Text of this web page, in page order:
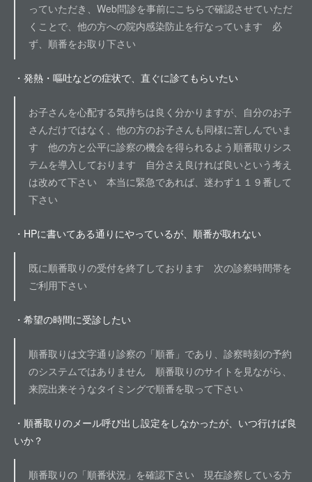
っていただき、Web問診を事前にこちらで確認させていただ
くことで、他の方への院内感染防止を行なっています 必
ず、順番をお取り下さい
・発熱・嘔吐などの症状で、直ぐに診てもらいたい
お子さんを心配する気持ちは良く分かりますが、自分のお子
さんだけではなく、他の方のお子さんも同様に苦しんでいま
す 他の方と公平に診察の機会を得られるよう順番取りシス
テムを導入しております 自分さえ良ければ良いという考え
は改めて下さい 本当に緊急であれば、迷わず１１９番して
下さい
・HPに書いてある通りにやっているが、順番が取れない
既に順番取りの受付を終了しております 次の診察時間帯を
ご利用下さい
・希望の時間に受診したい
順番取りは文字通り診察の「順番」であり、診察時刻の予約
のシステムではありません 順番取りのサイトを見ながら、
来院出来そうなタイミングで順番を取って下さい
・順番取りのメール呼び出し設定をしなかったが、いつ行けば良
いか？
順番取りの「順番状況」を確認下さい 現在診察している方